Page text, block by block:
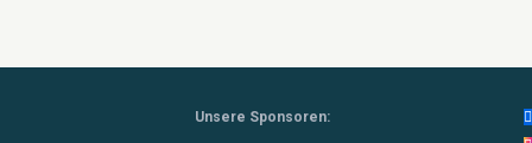
Unsere Sponsoren: